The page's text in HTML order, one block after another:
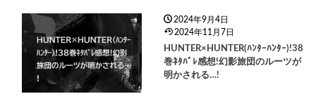
2024年9月4日
2024年11月7日
HUNTER×HUNTER(ﾊﾝﾀｰﾊﾝﾀｰ)!38
巻ﾈﾀﾊﾞﾚ感想!幻影旅団のルーツが
明かされる…!